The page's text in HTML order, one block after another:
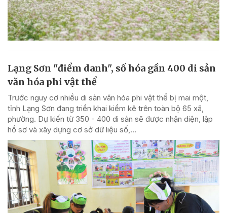
Lạng Sơn "điểm danh", số hóa gần 400 di sản
văn hóa phi vật thể
Trước nguy cơ nhiều di sản văn hóa phi vật thể bị mai một,
tỉnh Lạng Sơn đang triển khai kiểm kê trên toàn bộ 65 xã,
phường. Dự kiến từ 350 - 400 di sản sẽ được nhận diện, lập
hồ sơ và xây dựng cơ sở dữ liệu số,...